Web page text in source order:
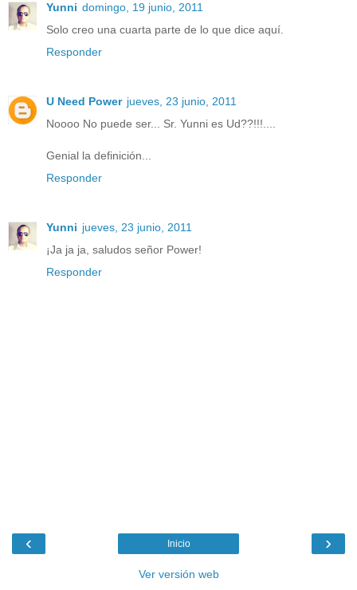
Yunni domingo, 19 junio, 2011
Solo creo una cuarta parte de lo que dice aquí.
Responder
U Need Power jueves, 23 junio, 2011
Noooo No puede ser... Sr. Yunni es Ud??!!!....
Genial la definición...
Responder
Yunni jueves, 23 junio, 2011
¡Ja ja ja, saludos señor Power!
Responder
‹ ›
Inicio
Ver versión web